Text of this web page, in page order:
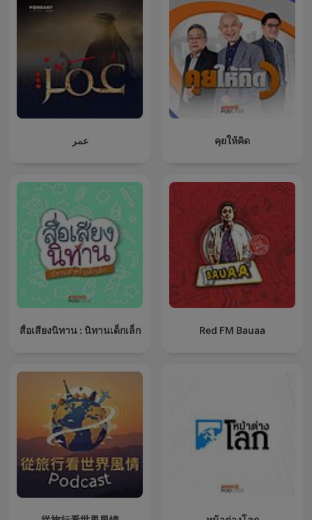
عمر คุยให้คิด
สื่อเสียงนิทาน : นิทานเด็กเล็ก Red FM Bauaa